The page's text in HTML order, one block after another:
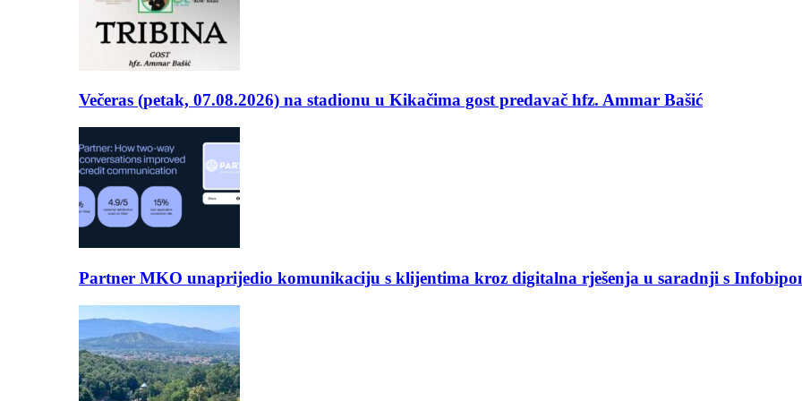
Večeras (petak, 07.08.2026) na stadionu u Kikačima gost predavač hfz. Ammar Bašić
Partner MKO unaprijedio komunikaciju s klijentima kroz digitalna rješenja u saradnji s